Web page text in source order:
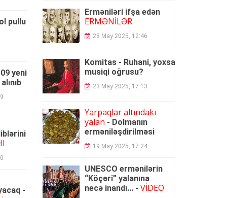
pullu
yeni
-
Erməniləri ifşa edən
ERMƏNİLƏR
28 May 2025, 12:46
Komitas - Ruhani, yoxsa
musiqi oğrusu?
23 May 2025, 17:13
Yarpaqlar altındakı
yalan - Dolmanın
erməniləşdirilməsi
19 May 2025, 17:24
UNESCO ermənilərin
“Köçəri” yalanına
necə inandı... - VİDEO